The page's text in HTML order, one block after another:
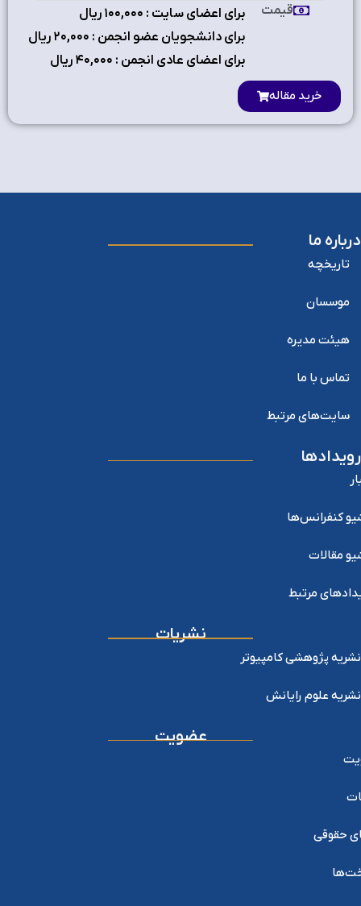
برای اعضای سایت : ۱٠٠,٠٠٠ ریال
برای دانشجویان عضو انجمن : ۲٠,٠٠٠ ریال
برای اعضای عادی انجمن : ۴٠,٠٠٠ ریال
قیمت
خرید مقاله
درباره ما
تاریخچه
موسسان
هیئت مدیره
تماس با ما
سایت‌های مرتبط
رویدادها
کنفرانس‌ها
مقالات
مرتبط
نشریات
نشریه پژوهشی کامپیوتر
نشریه علوم رایانش
عضویت
حقوقی